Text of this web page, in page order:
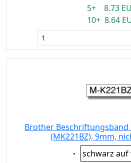
5+ 8.73
10+ 8.64
Brother Beschriftungsband
(MK221BZ), 9mm,
Eigenschaft:
schwarz auf